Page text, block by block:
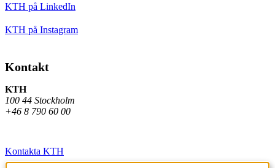
KTH på LinkedIn
KTH på Instagram
Kontakt
KTH
100 44 Stockholm
+46 8 790 60 00
Kontakta KTH